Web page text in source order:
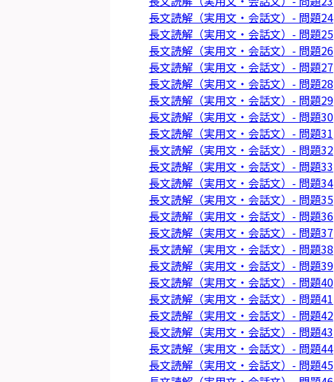
長文読解（実用文・会話文）- 問題24
長文読解（実用文・会話文）- 問題25
長文読解（実用文・会話文）- 問題26
長文読解（実用文・会話文）- 問題27
長文読解（実用文・会話文）- 問題28
長文読解（実用文・会話文）- 問題29
長文読解（実用文・会話文）- 問題30
長文読解（実用文・会話文）- 問題31
長文読解（実用文・会話文）- 問題32
長文読解（実用文・会話文）- 問題33
長文読解（実用文・会話文）- 問題34
長文読解（実用文・会話文）- 問題35
長文読解（実用文・会話文）- 問題36
長文読解（実用文・会話文）- 問題37
長文読解（実用文・会話文）- 問題38
長文読解（実用文・会話文）- 問題39
長文読解（実用文・会話文）- 問題40
長文読解（実用文・会話文）- 問題41
長文読解（実用文・会話文）- 問題42
長文読解（実用文・会話文）- 問題43
長文読解（実用文・会話文）- 問題44
長文読解（実用文・会話文）- 問題45